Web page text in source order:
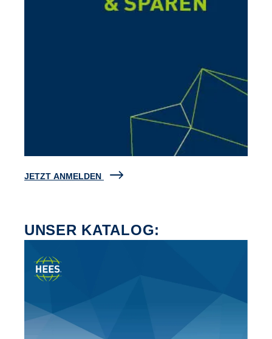
JETZT ANMELDEN
UNSER KATALOG: